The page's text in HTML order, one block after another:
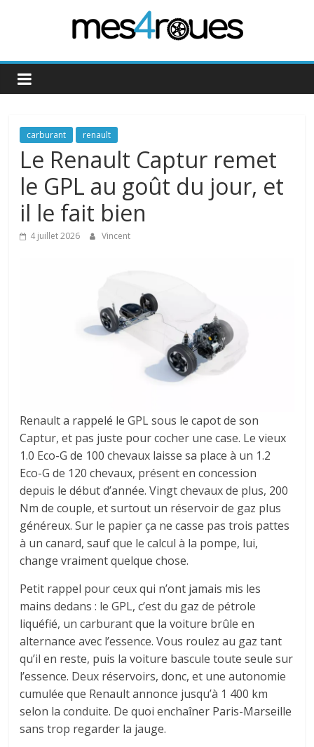
Mes4Roues
carburant renault
Le Renault Captur remet
le GPL au goût du jour, et
il le fait bien
4 juillet 2026 Vincent
Renault a rappelé le GPL sous le capot de son
Captur, et pas juste pour cocher une case. Le vieux
1.0 Eco-G de 100 chevaux laisse sa place à un 1.2
Eco-G de 120 chevaux, présent en concession
depuis le début d’année. Vingt chevaux de plus, 200
Nm de couple, et surtout un réservoir de gaz plus
généreux. Sur le papier ça ne casse pas trois pattes
à un canard, sauf que le calcul à la pompe, lui,
change vraiment quelque chose.
Petit rappel pour ceux qui n’ont jamais mis les
mains dedans : le GPL, c’est du gaz de pétrole
liquéfié, un carburant que la voiture brûle en
alternance avec l’essence. Vous roulez au gaz tant
qu’il en reste, puis la voiture bascule toute seule sur
l’essence. Deux réservoirs, donc, et une autonomie
cumulée que Renault annonce jusqu’à 1 400 km
selon la conduite. De quoi enchaîner Paris-Marseille
sans trop regarder la jauge.